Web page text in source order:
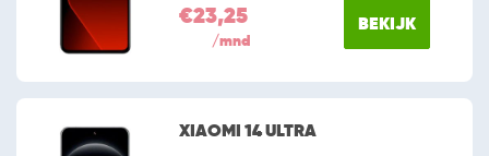
€23,25
/mnd
BEKIJK
XIAOMI 14 ULTRA